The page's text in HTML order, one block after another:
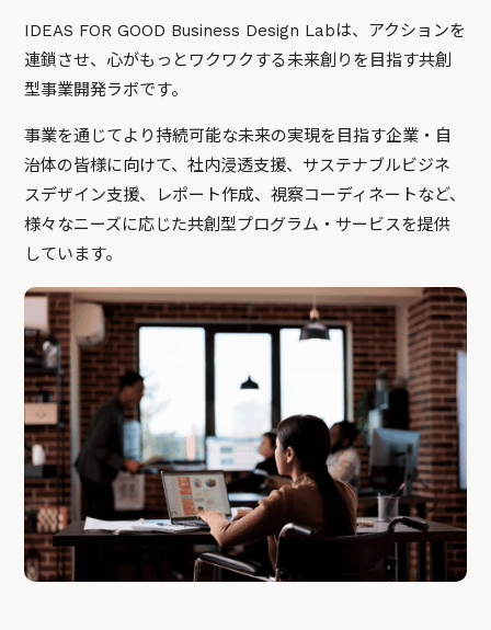
IDEAS FOR GOOD Business Design Labは、アクションを
連鎖させ、心がもっとワクワクする未来創りを目指す共創
型事業開発ラボです。
事業を通じてより持続可能な未来の実現を目指す企業・自
治体の皆様に向けて、社内浸透支援、サステナブルビジネ
スデザイン支援、レポート作成、視察コーディネートなど、
様々なニーズに応じた共創型プログラム・サービスを提供
しています。